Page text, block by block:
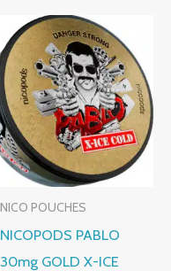
NICO POUCHES
NICOPODS PABLO
30mg GOLD X-ICE